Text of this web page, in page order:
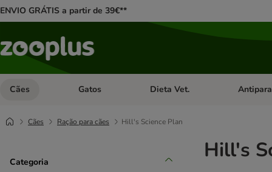
ENVIO GRÁTIS a partir de 39€**
Cães Abrir menu de categoria: Cães
Gatos Abrir menu de categoria: Gatos
Dieta Vet. Abrir
Cães Ração para cães Hill's Science Plan
Categoria Hill's